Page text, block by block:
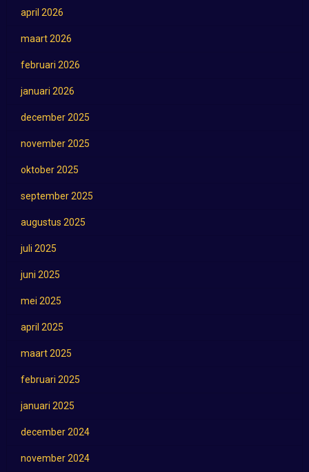
april 2026
maart 2026
februari 2026
januari 2026
december 2025
november 2025
oktober 2025
september 2025
augustus 2025
juli 2025
juni 2025
mei 2025
april 2025
maart 2025
februari 2025
januari 2025
december 2024
november 2024